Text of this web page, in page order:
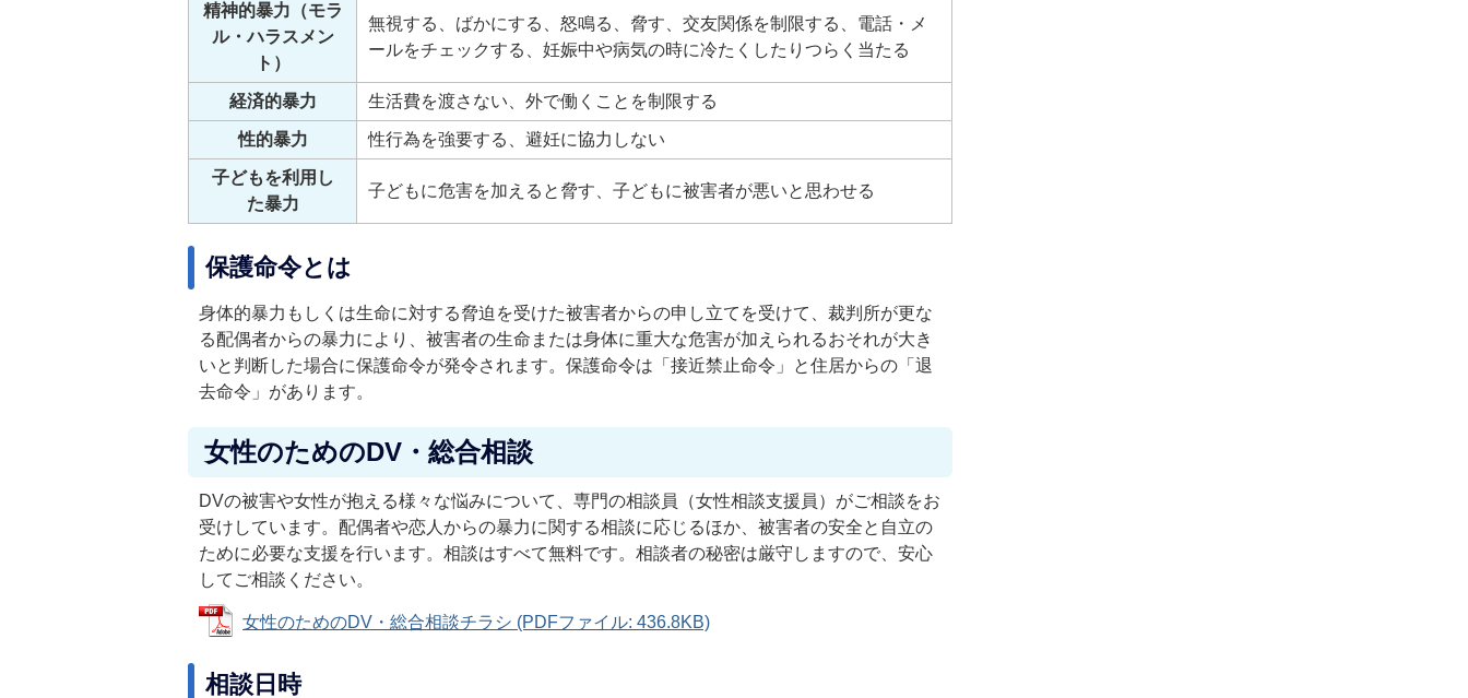
精神的暴力（モラ
ル・ハラスメン
ト）
無視する、ばかにする、怒鳴る、脅す、交友関係を制限する、電話・メ
ールをチェックする、妊娠中や病気の時に冷たくしたりつらく当たる
経済的暴力 生活費を渡さない、外で働くことを制限する
性的暴力 性行為を強要する、避妊に協力しない
子どもを利用し
た暴力
子どもに危害を加えると脅す、子どもに被害者が悪いと思わせる
保護命令とは
身体的暴力もしくは生命に対する脅迫を受けた被害者からの申し立てを受けて、裁判所が更な
る配偶者からの暴力により、被害者の生命または身体に重大な危害が加えられるおそれが大き
いと判断した場合に保護命令が発令されます。保護命令は「接近禁止命令」と住居からの「退
去命令」があります。
女性のためのDV・総合相談
DVの被害や女性が抱える様々な悩みについて、専門の相談員（女性相談支援員）がご相談をお
受けしています。配偶者や恋人からの暴力に関する相談に応じるほか、被害者の安全と自立の
ために必要な支援を行います。相談はすべて無料です。相談者の秘密は厳守しますので、安心
してご相談ください。
女性のためのDV・総合相談チラシ (PDFファイル: 436.8KB)
相談日時